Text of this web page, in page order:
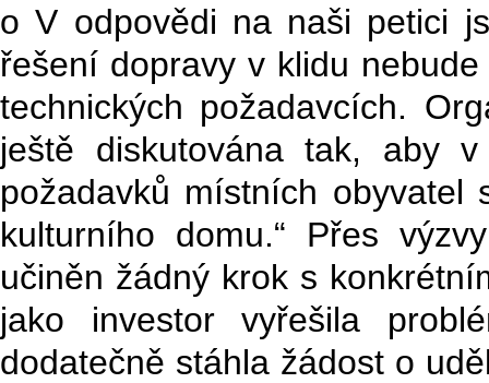
o V odpovědi na naši petici
řešení dopravy v klidu
technických požadavcích.
ještě diskutována tak, aby
požadavků místních obyvatel
kulturního domu.“ Přes
učiněn žádný krok s
jako investor vyřešila
dodatečně stáhla žádost o